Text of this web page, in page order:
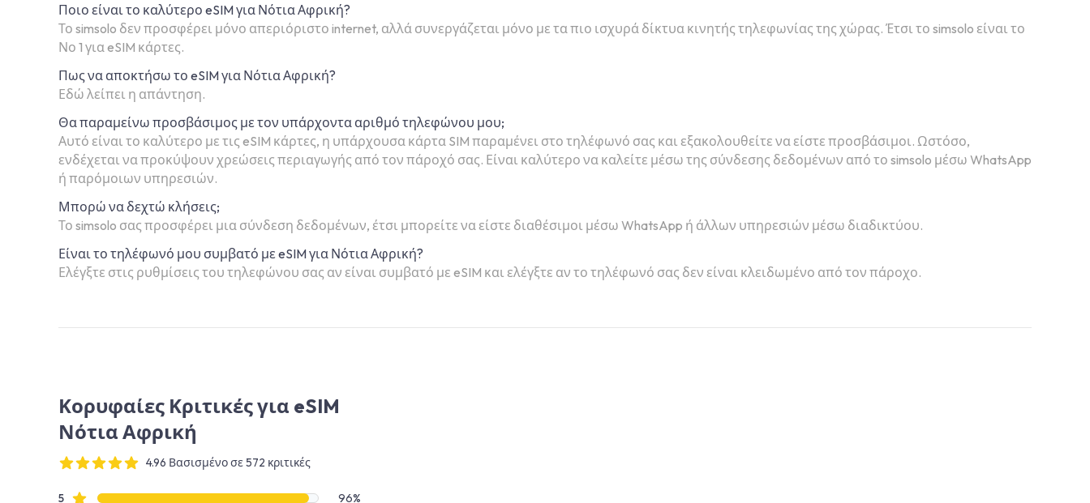
Ποιο είναι το καλύτερο eSIM για Νότια Αφρική?
Το simsolo δεν προσφέρει μόνο απεριόριστο internet, αλλά συνεργάζεται μόνο με τα πιο ισχυρά δίκτυα κινητής τηλεφωνίας της χώρας. Έτσι το simsolo είναι το
Νο 1 για eSIM κάρτες.
Πως να αποκτήσω το eSIM για Νότια Αφρική?
Εδώ λείπει η απάντηση.
Θα παραμείνω προσβάσιμος με τον υπάρχοντα αριθμό τηλεφώνου μου;
Αυτό είναι το καλύτερο με τις eSIM κάρτες, η υπάρχουσα κάρτα SIM παραμένει στο τηλέφωνό σας και εξακολουθείτε να είστε προσβάσιμοι. Ωστόσο,
ενδέχεται να προκύψουν χρεώσεις περιαγωγής από τον πάροχό σας. Είναι καλύτερο να καλείτε μέσω της σύνδεσης δεδομένων από το simsolo μέσω WhatsApp
ή παρόμοιων υπηρεσιών.
Μπορώ να δεχτώ κλήσεις;
Το simsolo σας προσφέρει μια σύνδεση δεδομένων, έτσι μπορείτε να είστε διαθέσιμοι μέσω WhatsApp ή άλλων υπηρεσιών μέσω διαδικτύου.
Είναι το τηλέφωνό μου συμβατό με eSIM για Νότια Αφρική?
Ελέγξτε στις ρυθμίσεις του τηλεφώνου σας αν είναι συμβατό με eSIM και ελέγξτε αν το τηλέφωνό σας δεν είναι κλειδωμένο από τον πάροχο.
Κορυφαίες Κριτικές για eSIM
Νότια Αφρική
4.96 Βασισμένο σε 572 κριτικές
5Αξιολογήσεις με αστέρια 96%